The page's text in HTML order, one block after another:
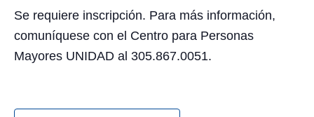
Se requiere inscripción. Para más información,
comuníquese con el Centro para Personas
Mayores UNIDAD al 305.867.0051.